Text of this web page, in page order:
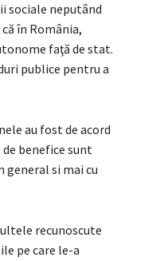
sociale neputând
în România,
faţă de stat.
publice pentru a
au fost de acord
benefice sunt
si mai cu
recunoscute
pe care le-a